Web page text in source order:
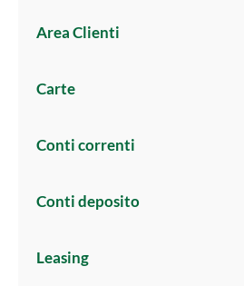
Area Clienti
Carte
Conti correnti
Conti deposito
Leasing